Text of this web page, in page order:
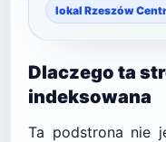
lokal Rzeszów
Dlaczego ta
indeksowana
Ta podstrona nie